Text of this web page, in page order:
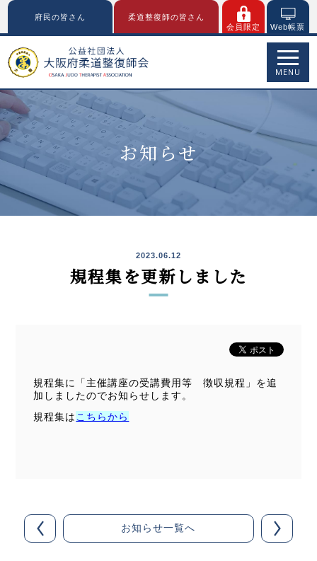
府民の皆さん
柔道整復師の皆さん
会員限定
Web帳票
MENU
お知らせ
2023.06.12
規程集を更新しました
規程集に「主催講座の受講費用等 徴収規程」を追
加しましたのでお知らせします。
規程集は こちらから
お知らせ一覧へ